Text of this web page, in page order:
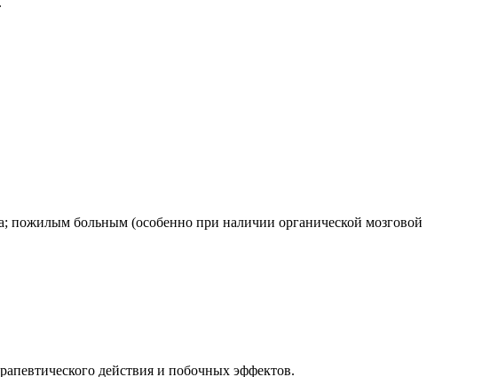
пожилым больным (особенно при наличии органической мозговой
действия и побочных эффектов.